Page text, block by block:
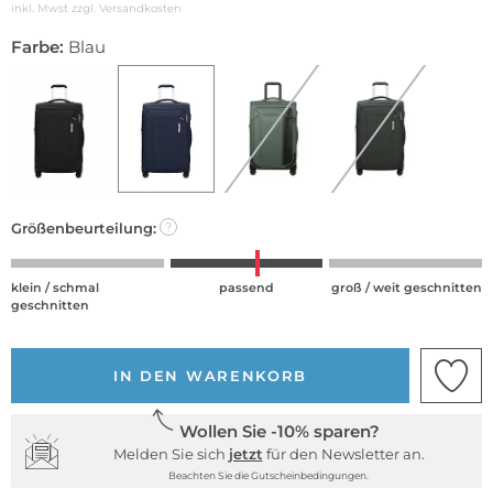
inkl. Mwst zzgl. Versandkosten
Farbe: Blau
Größenbeurteilung: ?
klein / schmal
geschnitten
passend groß / weit geschnitten
IN DEN WARENKORB
Wollen Sie -10% sparen?
Melden Sie sich jetzt für den Newsletter an.
Beachten Sie die Gutscheinbedingungen.